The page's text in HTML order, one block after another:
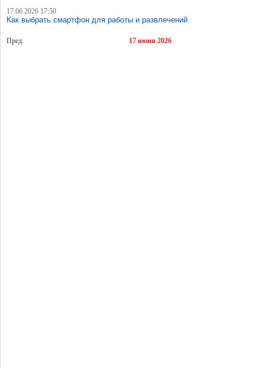
17.06.2026 17:50
Как выбрать смартфон для работы и развлечений
Пред. 17 июня 2026